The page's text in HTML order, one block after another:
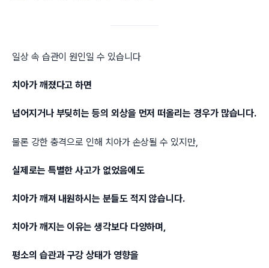
일상 속 습관이 원인일 수 있습니다
치아가 깨졌다고 하면
넘어지거나 부딪히는 등의 외상을 먼저 떠올리는 경우가 많습니다.
물론 강한 충격으로 인해 치아가 손상될 수 있지만,
실제로는 특별한 사고가 없었음에도
치아가 깨져 내원하시는 분들도 적지 않습니다.
치아가 깨지는 이유는 생각보다 다양하며,
평소의 습관과 구강 상태가 영향을